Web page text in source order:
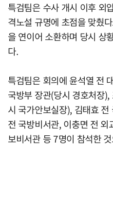
특검팀은 수사 개시 이후 외
격노설 규명에 초점을 맞췄
을 연이어 소환하며 당시 상
다.
특검팀은 회의에 윤석열 전
국방부 장관(당시 경호처장
시 국가안보실장), 김태효
전 국방비서관, 이충면 전
보비서관 등 7명이 참석한